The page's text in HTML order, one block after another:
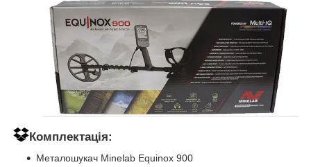
Комплектація:
Металошукач Minelab Equinox 900